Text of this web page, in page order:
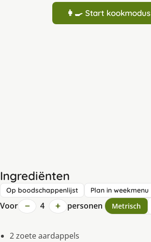
👩‍🍳 Start kookmodus
Ingrediënten
Op boodschappenlijst Plan in weekmenu
Voor − 4 + personen Metrisch
2 zoete aardappels